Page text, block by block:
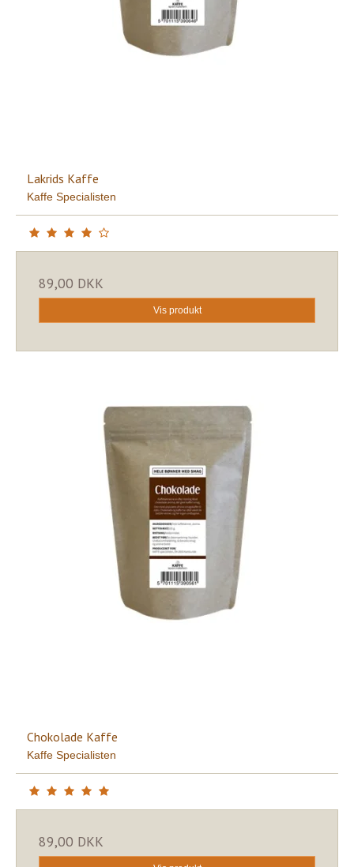
Lakrids Kaffe
Kaffe Specialisten
89,00 DKK
Vis produkt
Chokolade Kaffe
Kaffe Specialisten
89,00 DKK